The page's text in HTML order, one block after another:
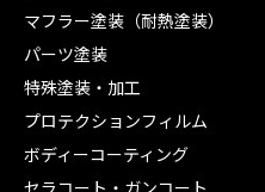
マフラー塗装（耐熱塗装）
パーツ塗装
特殊塗装・加工
プロテクションフィルム
ボディーコーティング
セラコート・ガンコート